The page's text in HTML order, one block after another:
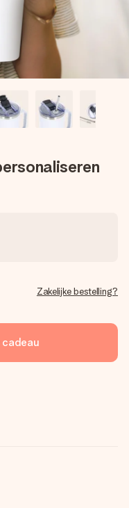
Zakelijke bestelling?
cadeau